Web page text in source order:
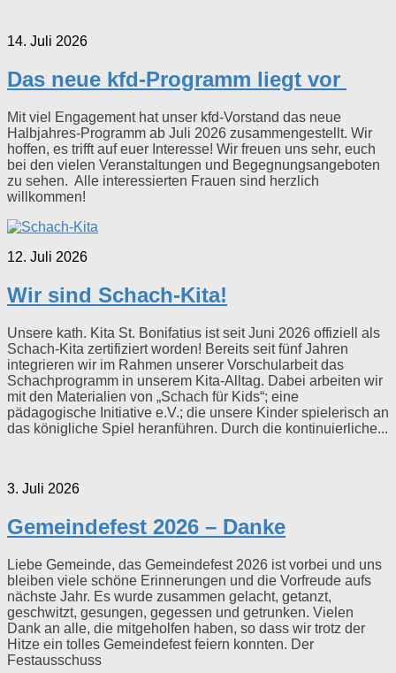
14. Juli 2026
Das neue kfd-Programm liegt vor
Mit viel Engagement hat unser kfd-Vorstand das neue
Halbjahres-Programm ab Juli 2026 zusammengestellt. Wir
hoffen, es trifft auf euer Interesse! Wir freuen uns sehr, euch
bei den vielen Veranstaltungen und Begegnungsangeboten
zu sehen. Alle interessierten Frauen sind herzlich
willkommen!
12. Juli 2026
Wir sind Schach-Kita!
Unsere kath. Kita St. Bonifatius ist seit Juni 2026 offiziell als
Schach-Kita zertifiziert worden! Bereits seit fünf Jahren
integrieren wir im Rahmen unserer Vorschularbeit das
Schachprogramm in unserem Kita-Alltag. Dabei arbeiten wir
mit den Materialien von „Schach für Kids“; eine
pädagogische Initiative e.V.; die unsere Kinder spielerisch an
das königliche Spiel heranführen. Durch die kontinuierliche...
3. Juli 2026
Gemeindefest 2026 – Danke
Liebe Gemeinde, das Gemeindefest 2026 ist vorbei und uns
bleiben viele schöne Erinnerungen und die Vorfreude aufs
nächste Jahr. Es wurde zusammen gelacht, getanzt,
geschwitzt, gesungen, gegessen und getrunken. Vielen
Dank an alle, die mitgeholfen haben, so dass wir trotz der
Hitze ein tolles Gemeindefest feiern konnten. Der
Festausschuss